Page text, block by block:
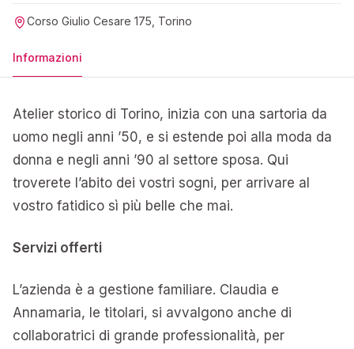
Corso Giulio Cesare 175, Torino
Informazioni
Atelier storico di Torino, inizia con una sartoria da
uomo negli anni ’50, e si estende poi alla moda da
donna e negli anni ’90 al settore sposa. Qui
troverete l’abito dei vostri sogni, per arrivare al
vostro fatidico sì più belle che mai.
Servizi offerti
L’azienda è a gestione familiare. Claudia e
Annamaria, le titolari, si avvalgono anche di
collaboratrici di grande professionalità, per